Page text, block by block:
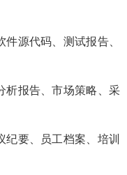
源代码、测试报告、
析报告、市场策略、采
纪要、员工档案、培训